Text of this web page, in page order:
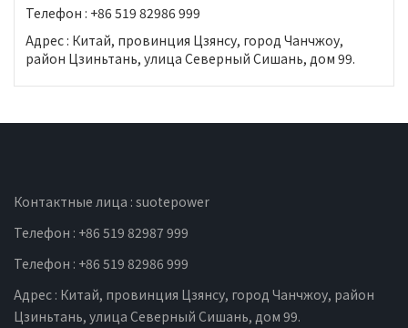
Телефон : +86 519 82986 999
Адрес : Китай, провинция Цзянсу, город Чанчжоу,
район Цзиньтань, улица Северный Сишань, дом 99.
Контактные лица : suotepower
Телефон : +86 519 82987 999
Телефон : +86 519 82986 999
Адрес : Китай, провинция Цзянсу, город Чанчжоу, район
Цзиньтань, улица Северный Сишань, дом 99.